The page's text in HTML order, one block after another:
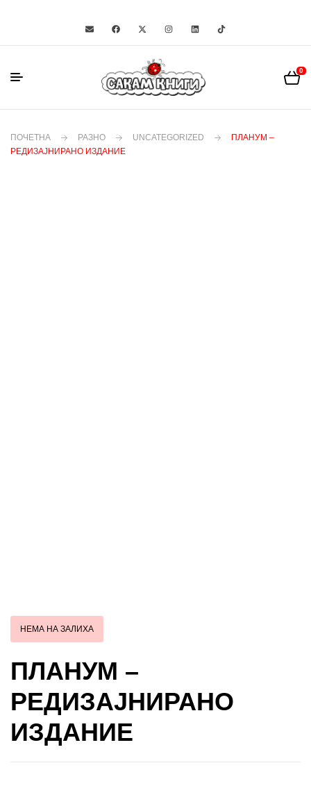
0
ПОЧЕТНА РАЗНО UNCATEGORIZED
ПЛАНУМ –
РЕДИЗАЈНИРАНО ИЗДАНИЕ
НЕМА НА ЗАЛИХА
ПЛАНУМ –
РЕДИЗАЈНИРАНО
ИЗДАНИЕ